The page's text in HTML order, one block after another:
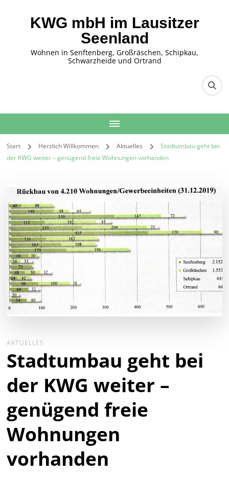
KWG mbH im Lausitzer
Seenland
Wohnen in Senftenberg, Großräschen, Schipkau,
Schwarzheide und Ortrand
Start Herzlich Willkommen Aktuelles
Stadtumbau geht bei
der KWG weiter – genügend freie Wohnungen vorhanden
AKTUELLES
Stadtumbau geht bei
der KWG weiter –
genügend freie
Wohnungen
vorhanden